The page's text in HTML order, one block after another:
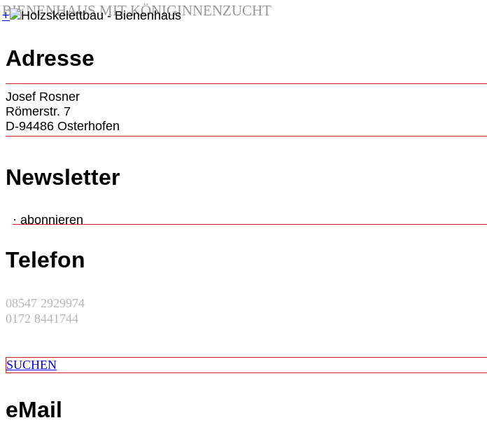
BIENENHAUS MIT KÖNIGINNENZUCHT
+
Adresse
Josef Rosner
Römerstr. 7
D-94486 Osterhofen
Newsletter
· abonnieren
Telefon
08547 2929974
0172 8441744
SUCHEN
eMail